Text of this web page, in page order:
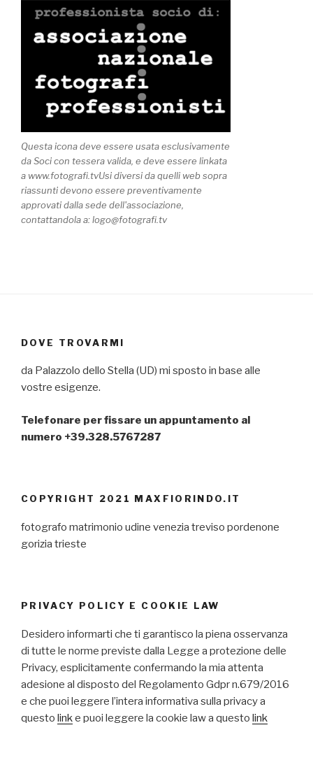
Questa icona deve essere usata esclusivamente
da Soci con tessera valida, e deve essere linkata
a www.fotografi.tvUsi diversi da quelli web sopra
riassunti devono essere preventivamente
approvati dalla sede dell'associazione,
contattandola a: logo@fotografi.tv
DOVE TROVARMI
da Palazzolo dello Stella (UD) mi sposto in base alle
vostre esigenze.
Telefonare per fissare un appuntamento al
numero +39.328.5767287
COPYRIGHT 2021 MAXFIORINDO.IT
fotografo matrimonio udine venezia treviso pordenone
gorizia trieste
PRIVACY POLICY E COOKIE LAW
Desidero informarti che ti garantisco la piena osservanza
di tutte le norme previste dalla Legge a protezione delle
Privacy, esplicitamente confermando la mia attenta
adesione al disposto del Regolamento Gdpr n.679/2016
e che puoi leggere l’intera informativa sulla privacy a
questo linke puoi leggere la cookie law a questo link